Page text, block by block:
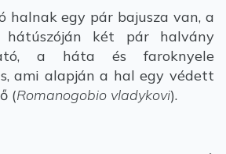
halnak egy pár bajusza van, a
hátúszóján két pár halvány
a háta és faroknyele
ami alapján a hal egy védett
(Romanogobio vladykovi).